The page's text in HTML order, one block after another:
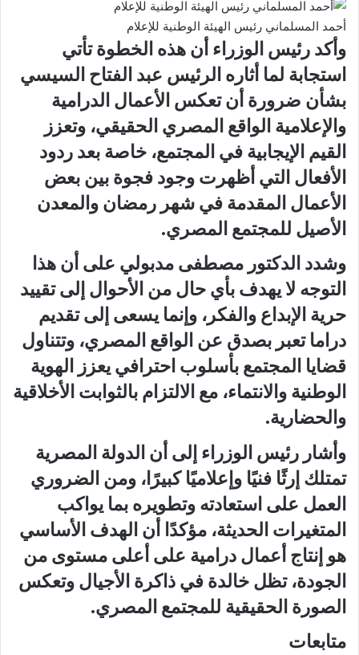
أحمد المسلماني رئيس الهيئة الوطنية للإعلام
وأكد رئيس الوزراء أن هذه الخطوة تأتي
استجابة لما أثاره الرئيس عبد الفتاح السيسي
بشأن ضرورة أن تعكس الأعمال الدرامية
والإعلامية الواقع المصري الحقيقي، وتعزز
القيم الإيجابية في المجتمع، خاصة بعد ردود
الأفعال التي أظهرت وجود فجوة بين بعض
الأعمال المقدمة في شهر رمضان والمعدن
الأصيل للمجتمع المصري.
وشدد الدكتور مصطفى مدبولي على أن هذا
التوجه لا يهدف بأي حال من الأحوال إلى تقييد
حرية الإبداع والفكر، وإنما يسعى إلى تقديم
دراما تعبر بصدق عن الواقع المصري، وتتناول
قضايا المجتمع بأسلوب احترافي يعزز الهوية
الوطنية والانتماء، مع الالتزام بالثوابت الأخلاقية
والحضارية.
وأشار رئيس الوزراء إلى أن الدولة المصرية
تمتلك إرثًا فنيًا وإعلاميًا كبيرًا، ومن الضروري
العمل على استعادته وتطويره بما يواكب
المتغيرات الحديثة، مؤكدًا أن الهدف الأساسي
هو إنتاج أعمال درامية على أعلى مستوى من
الجودة، تظل خالدة في ذاكرة الأجيال وتعكس
الصورة الحقيقية للمجتمع المصري.
متابعات